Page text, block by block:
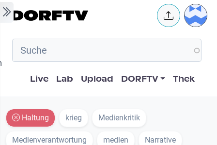
Skip to main content User
Hauptnavigation
Live Lab Upload DORFTV Thek
Haltung krieg Medienkritik
Medienverantwortung medien Narrative